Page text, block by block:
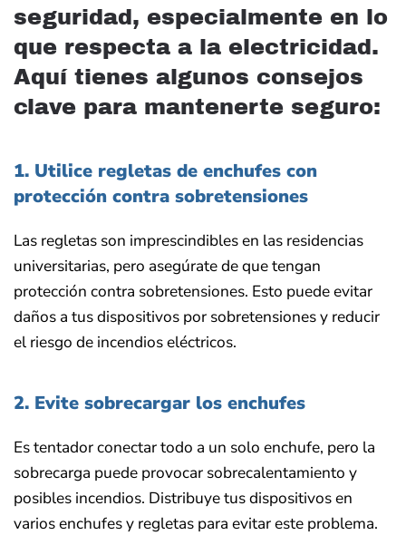
seguridad, especialmente en lo
que respecta a la electricidad.
Aquí tienes algunos consejos
clave para mantenerte seguro:
1. Utilice regletas de enchufes con
protección contra sobretensiones
Las regletas son imprescindibles en las residencias
universitarias, pero asegúrate de que tengan
protección contra sobretensiones. Esto puede evitar
daños a tus dispositivos por sobretensiones y reducir
el riesgo de incendios eléctricos.
2. Evite sobrecargar los enchufes
Es tentador conectar todo a un solo enchufe, pero la
sobrecarga puede provocar sobrecalentamiento y
posibles incendios. Distribuye tus dispositivos en
varios enchufes y regletas para evitar este problema.